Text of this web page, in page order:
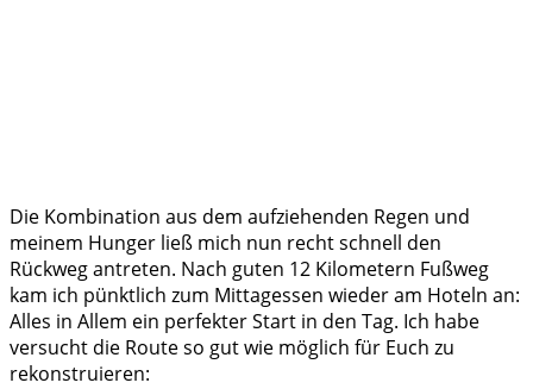
Die Kombination aus dem aufziehenden Regen und
meinem Hunger ließ mich nun recht schnell den
Rückweg antreten. Nach guten 12 Kilometern Fußweg
kam ich pünktlich zum Mittagessen wieder am Hoteln an:
Alles in Allem ein perfekter Start in den Tag. Ich habe
versucht die Route so gut wie möglich für Euch zu
rekonstruieren: